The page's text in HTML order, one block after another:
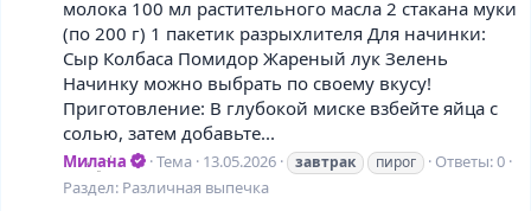
молока 100 мл растительного масла 2 стакана муки
(по 200 г) 1 пакетик разрыхлителя Для начинки:
Сыр Колбаса Помидор Жареный лук Зелень
Начинку можно выбрать по своему вкусу!
Приготовление: В глубокой миске взбейте яйца с
солью, затем добавьте...
Милана Тема 13.05.2026 завтрак пирог
Ответы: 0
Раздел: Различная выпечка